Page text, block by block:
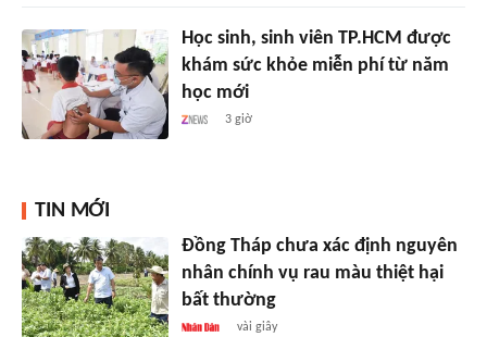
Học sinh, sinh viên TP.HCM được
khám sức khỏe miễn phí từ năm
học mới
3 giờ
TIN MỚI
Đồng Tháp chưa xác định nguyên
nhân chính vụ rau màu thiệt hại
bất thường
vài giây